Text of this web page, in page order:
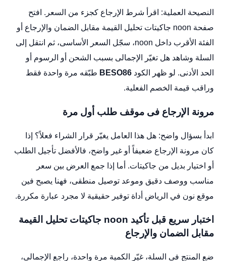
النصيحة العملية: اقرأ شرط الإرجاع كجزء من السعر. افتح
صفحة noon جاكيتات تحليل القيمة مقابل الضمان والإرجاع أو
الفئة الأقرب داخل noon، سجّل السعر الأساسى، ثم انتقل إلى
السلة وشاهد هل تغيّر الإجمالى بسبب الشحن أو الرسوم أو
الحد الأدنى. لو ظهر الكود BESO86 طبّقه مرة واحدة فقط
وراقب قيمة الخصم الفعلية.
مرونة الإرجاع فى موقف طلب أول مرة
ابدأ بسؤال واضح: هل هذا العامل يغيّر قرار الشراء فعلاً؟ إذا
كان مرونة الإرجاع ضعيفاً أو غير واضح، فالأفضل تأجيل الطلب
أو اختيار بديل من جاكيتات. أما إذا جمع العرض بين سعر
مناسب ووصف دقيق وموعد توصيل منطقى، فهنا يصبح فين
موقع نون في الرياض أداة توفير حقيقية لا مجرد عبارة مكررة.
اختبار سريع قبل تأكيد noon جاكيتات تحليل القيمة
مقابل الضمان والإرجاع
ضع المنتج فى السلة، غيّر الكمية مرة واحدة، راجع الإجمالى،